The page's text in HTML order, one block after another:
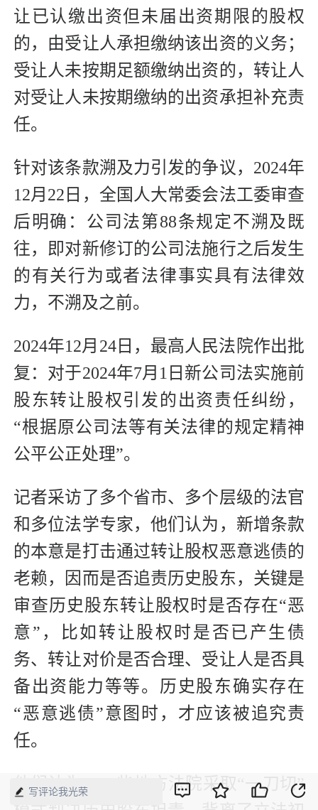
让已认缴出资但未届出资期限的股权
的，由受让人承担缴纳该出资的义务；
受让人未按期足额缴纳出资的，转让人
对受让人未按期缴纳的出资承担补充责
任。
针对该条款溯及力引发的争议，2024年
12月22日，全国人大常委会法工委审查
后明确：公司法第88条规定不溯及既
往，即对新修订的公司法施行之后发生
的有关行为或者法律事实具有法律效
力，不溯及之前。
2024年12月24日，最高人民法院作出批
复：对于2024年7月1日新公司法实施前
股东转让股权引发的出资责任纠纷，
“根据原公司法等有关法律的规定精神
公平公正处理”。
记者采访了多个省市、多个层级的法官
和多位法学专家，他们认为，新增条款
的本意是打击通过转让股权恶意逃债的
老赖，因而是否追责历史股东，关键是
审查历史股东转让股权时是否存在“恶
意”，比如转让股权时是否已产生债
务、转让对价是否合理、受让人是否具
备出资能力等等。历史股东确实存在
“恶意逃债”意图时，才应该被追究责
任。
他们认为，一些地方法院采取“一刀切”
写评论我光荣